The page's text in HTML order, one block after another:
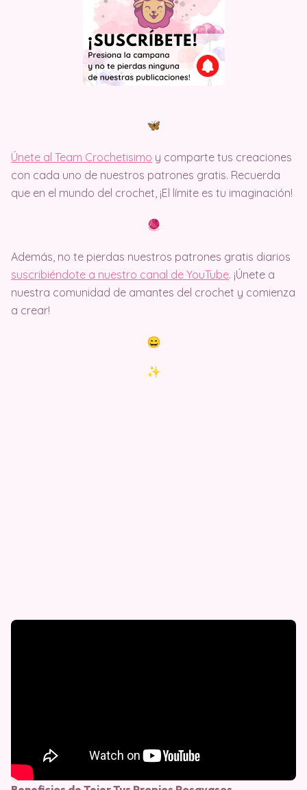
Únete al Team Crochetisimo y comparte tus creaciones
con cada uno de nuestros patrones gratis. Recuerda
que en el mundo del crochet, ¡El límite es tu imaginación!
Además, no te pierdas nuestros patrones gratis diarios
suscribiéndote a nuestro canal de YouTube. ¡Únete a
nuestra comunidad de amantes del crochet y comienza
a crear!